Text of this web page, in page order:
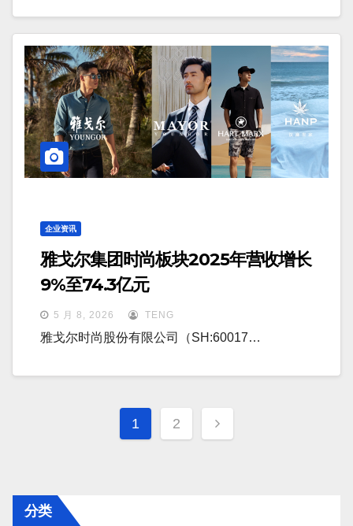
企业资讯
雅戈尔集团时尚板块2025年营收增长
9%至74.3亿元
5 月 8, 2026 TENG
雅戈尔时尚股份有限公司（SH:60017…
文
章
1 2
分类